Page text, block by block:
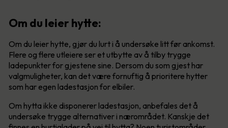
Om du leier hytte:
Om du leier hytte, gjør du lurt i å undersøke litt før ankomst.
Flere og flere utleiere ser et utbytte av å tilby trygge
ladepunkter for gjestene sine. Dersom du som gjest har
valgmuligheter, kan det være fornuftig å prioritere hytter
som har egen ladestasjon for elbiler.
Om hytta ikke disponerer ladestasjon, anbefales det å
undersøke trygge alternativer i nærområdet. Kanskje det